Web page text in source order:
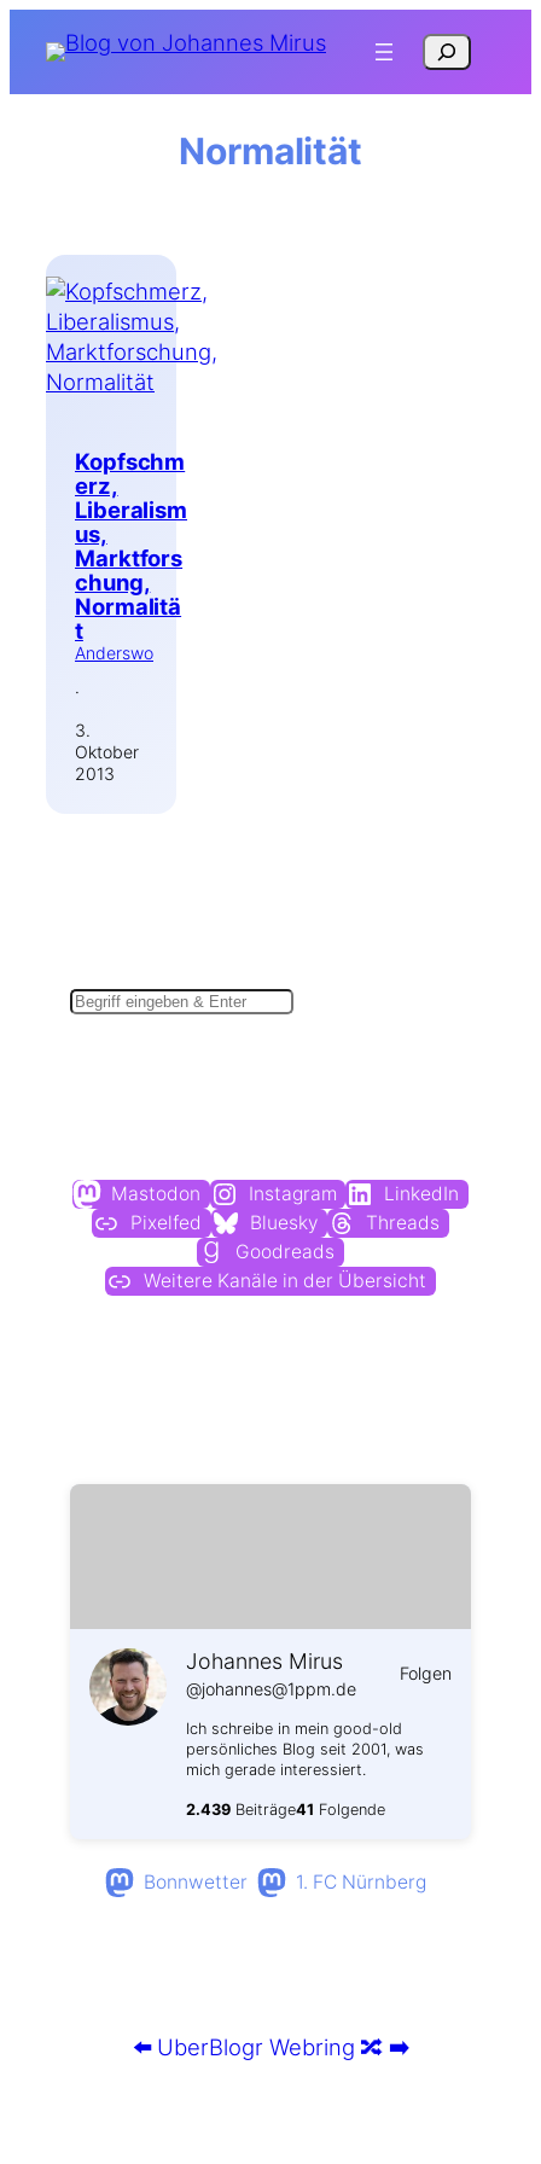
Inhalt
Suchen
Normalität
Kopfschm
erz,
Liberalism
us,
Marktfors
chung,
Normalitä
t
Anderswo
·
3.
Oktober
2013
Mastodon Instagram
LinkedIn
Pixelfed
Bluesky
Threads
Goodreads
Weitere Kanäle in der Übersicht
Johannes Mirus
@johannes@1ppm.de
Folgen
Ich schreibe in mein good-old
persönliches Blog seit 2001, was
mich gerade interessiert.
2.439 Beiträge41 Folgende
Bonnwetter 1. FC Nürnberg
⬅️ UberBlogr Webring 🔀 ➡️